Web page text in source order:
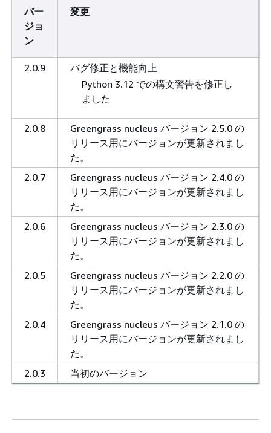
バー
ジョ
ン
変更
2.0.9
バグ修正と機能向上
Python 3.12 での構文警告を修正し
ました
2.0.8
Greengrass nucleus バージョン 2.5.0 の
リリース用にバージョンが更新されまし
た。
2.0.7
Greengrass nucleus バージョン 2.4.0 の
リリース用にバージョンが更新されまし
た。
2.0.6
Greengrass nucleus バージョン 2.3.0 の
リリース用にバージョンが更新されまし
た。
2.0.5
Greengrass nucleus バージョン 2.2.0 の
リリース用にバージョンが更新されまし
た。
2.0.4
Greengrass nucleus バージョン 2.1.0 の
リリース用にバージョンが更新されまし
た。
2.0.3
当初のバージョン